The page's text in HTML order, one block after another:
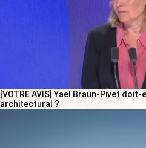
[VOTRE AVIS] Yaël Braun-Pivet
architectural ?